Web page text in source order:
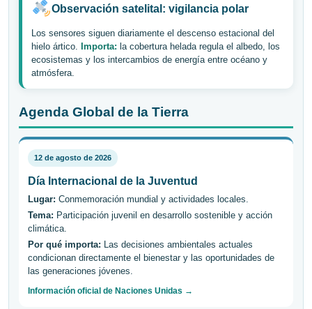
Observación satelital: vigilancia polar
Los sensores siguen diariamente el descenso estacional del
hielo ártico. Importa: la cobertura helada regula el albedo, los
ecosistemas y los intercambios de energía entre océano y
atmósfera.
Agenda Global de la Tierra
12 de agosto de 2026
Día Internacional de la Juventud
Lugar: Conmemoración mundial y actividades locales.
Tema: Participación juvenil en desarrollo sostenible y acción
climática.
Por qué importa: Las decisiones ambientales actuales
condicionan directamente el bienestar y las oportunidades de
las generaciones jóvenes.
Información oficial de Naciones Unidas →